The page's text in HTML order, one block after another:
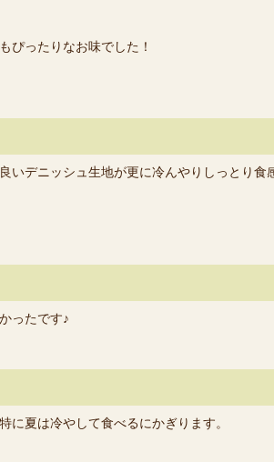
ぴったりなお味でした！
いデニッシュ生地が更に冷んやりしっとり食
ったです♪
に夏は冷やして食べるにかぎります。